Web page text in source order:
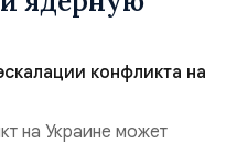
конфликта на
на Украине может